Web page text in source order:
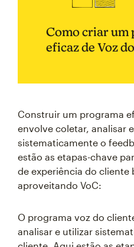
Como criar um
eficaz de Voz
Construir um programa
envolve coletar, analisar
sistematicamente o
estão as etapas-chave
de experiência do cliente
aproveitando VoC:
O programa voz do
analisar e utilizar